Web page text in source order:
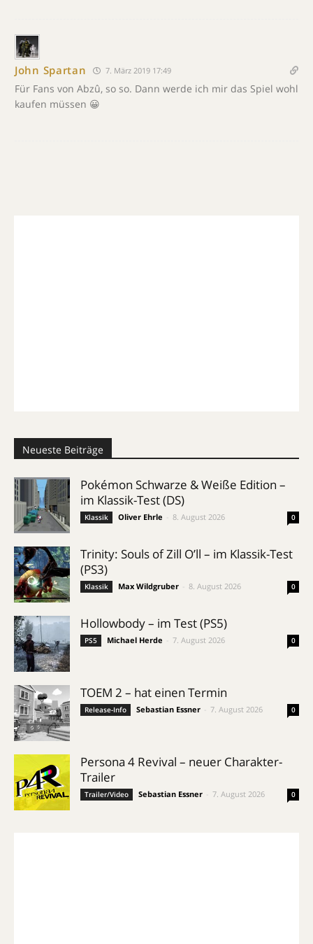
John Spartan 7. März 2019 17:49
Für Fans von Abzû, so so. Dann werde ich mir das Spiel wohl
kaufen müssen 😀
Neueste Beiträge
Pokémon Schwarze & Weiße Edition –
im Klassik-Test (DS)
Klassik Oliver Ehrle 8. August 2026 0
Trinity: Souls of Zill O’ll – im Klassik-Test
(PS3)
Klassik Max Wildgruber 8. August 2026 0
Hollowbody – im Test (PS5)
PS5 Michael Herde 7. August 2026 0
TOEM 2 – hat einen Termin
Release-Info Sebastian Essner 7. August 2026 0
Persona 4 Revival – neuer Charakter-
Trailer
Trailer/Video Sebastian Essner 7. August 2026 0